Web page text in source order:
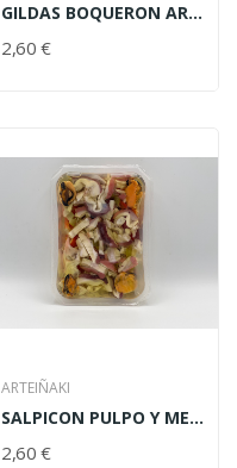
GILDAS BOQUERON ARTEIÑAKI 180 GRS. 6UN
2,60 €
ARTEIÑAKI
SALPICON PULPO Y MEJILLON A. IÑAK 200 GR
2,60 €